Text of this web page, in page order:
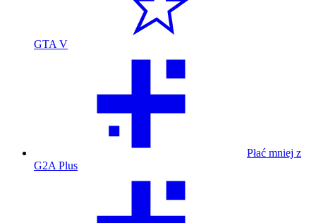
GTA V
Płać mniej z
G2A Plus